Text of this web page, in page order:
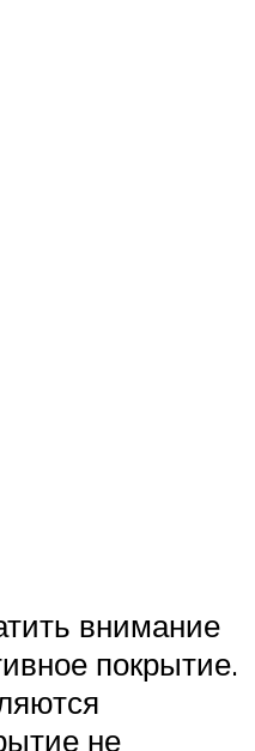
внимание
покрытие.
не